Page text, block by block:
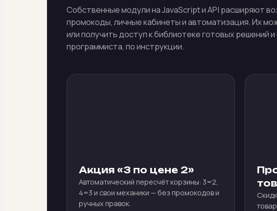
Собственные модули на JavaScript и API расширяют
промокоды, личные кабинеты и автоматизация. Их
или получить доступ к библиотеке готовых решений
программиста, по инструкции.
Акция «3 по цене 2»
Автоматический пересчёт корзины: 3=2,
4=3 и свои механики — без промокодов и
ручных правок.